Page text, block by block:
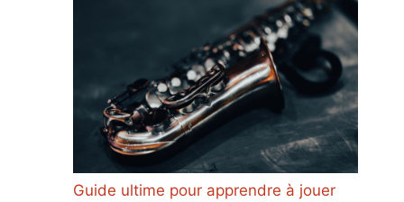
Guide ultime pour apprendre à jouer